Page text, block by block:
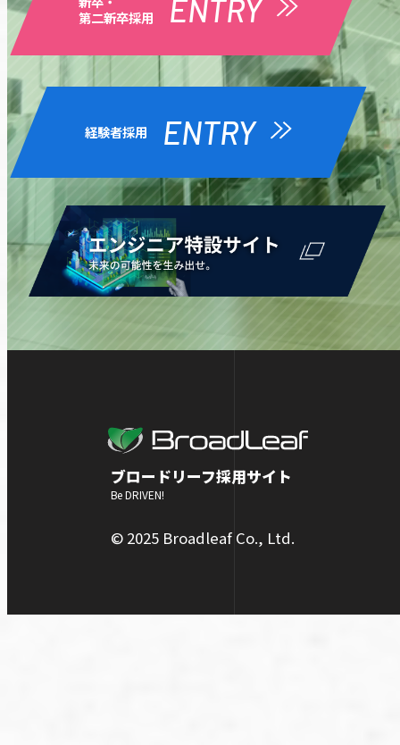
第二新卒採用
ENTRY
経験者採用 ENTRY
ブロードリーフ採用サイト
Be DRIVEN!
© 2025 Broadleaf Co., Ltd.